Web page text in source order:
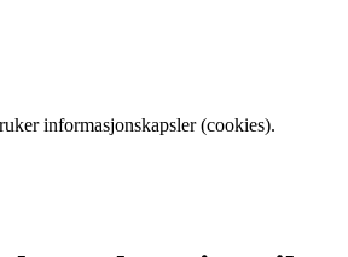
informasjonskapsler (cookies).